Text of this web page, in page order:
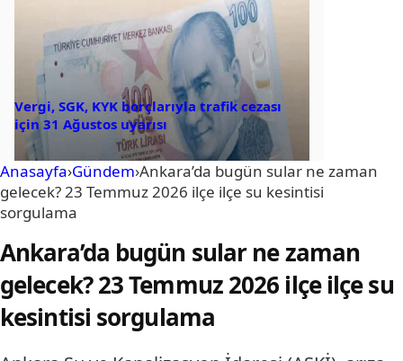
Vergi, SGK, KYK borçlarıyla trafik cezası
için 31 Ağustos uyarısı
Anasayfa›Gündem›Ankara’da bugün sular ne zaman
gelecek? 23 Temmuz 2026 ilçe ilçe su kesintisi
sorgulama
Ankara’da bugün sular ne zaman
gelecek? 23 Temmuz 2026 ilçe ilçe su
kesintisi sorgulama